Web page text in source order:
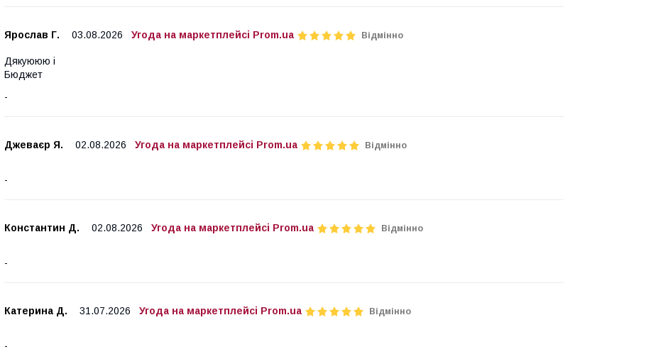
Ярослав Г. 03.08.2026 Угода на маркетплейсі Prom.ua Відмінно
Дякуююю і
Бюджет
Джеваєр Я. 02.08.2026 Угода на маркетплейсі Prom.ua Відмінно
Константин Д. 02.08.2026 Угода на маркетплейсі Prom.ua Відмінно
Катерина Д. 31.07.2026 Угода на маркетплейсі Prom.ua Відмінно